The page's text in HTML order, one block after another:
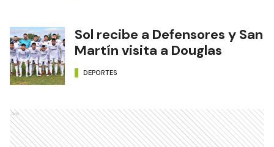
Sol recibe a Defensores y San
Martín visita a Douglas
DEPORTES
Ads